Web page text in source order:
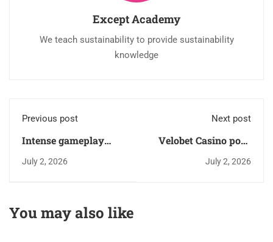
Except Academy
We teach sustainability to provide sustainability
knowledge
Previous post
Intense gameplay
awaits with chicken
July 2, 2026
Next post
Velobet Casino pour
les joueurs français -
July 2, 2026
You may also like